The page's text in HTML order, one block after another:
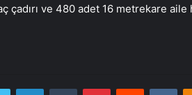
çadırı ve 480 adet 16 metrekare
Twitter LinkedInTumblr PinterestReddit